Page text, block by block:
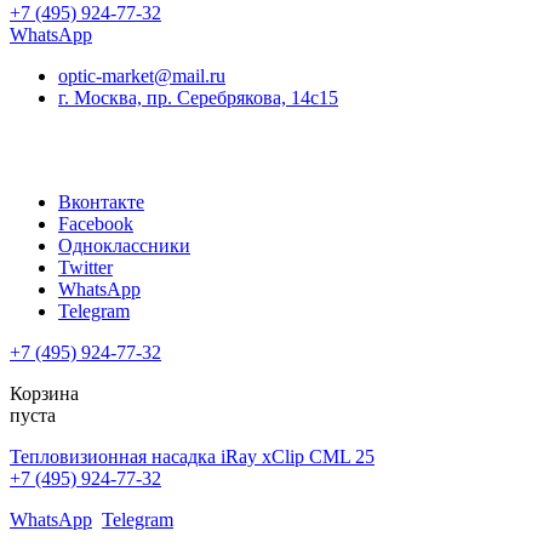
+7 (495) 924-77-32
WhatsApp
optic-market@mail.ru
г. Москва, пр. Серебрякова, 14с15
Вконтакте
Facebook
Одноклассники
Twitter
WhatsApp
Telegram
+7 (495) 924-77-32
Корзина
пуста
Тепловизионная насадка iRay xClip CML 25
+7 (495) 924-77-32
WhatsApp Telegram